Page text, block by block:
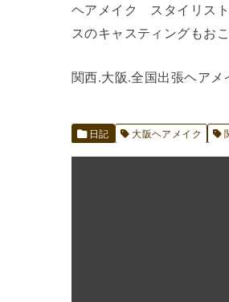
ヘアメイク スタイリス
スのキャスティングもお
関西.大阪.全国出張ヘアメ
日記 大阪ヘアメイク